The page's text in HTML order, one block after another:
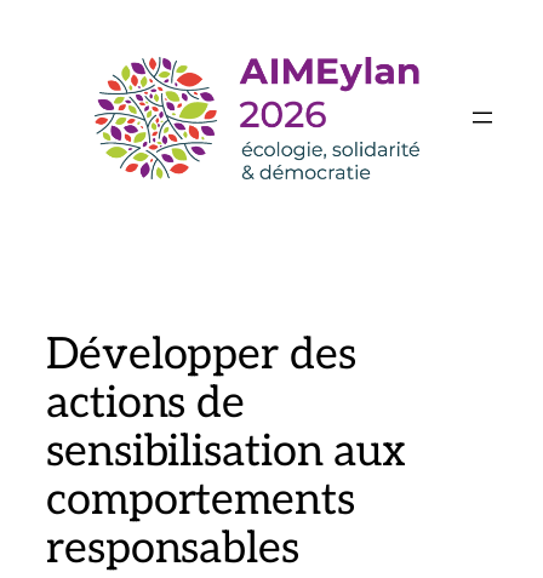
Développer des
actions de
sensibilisation aux
comportements
responsables